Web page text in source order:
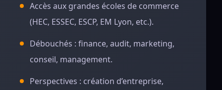
Accès aux grandes écoles de commerce
(HEC, ESSEC, ESCP, EM Lyon, etc.).
Débouchés : finance, audit, marketing,
conseil, management.
Perspectives : création d’entreprise,